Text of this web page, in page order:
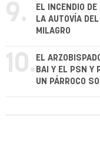
9.
EL INCENDIO
LA AUTOVÍA
MILAGRO
10. EL
BAI Y EL PSN Y
UN PÁRROCO